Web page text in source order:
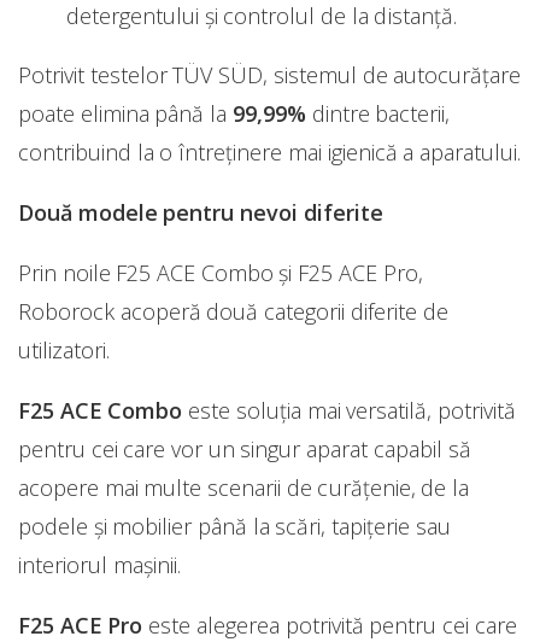
detergentului și controlul de la distanță.
Potrivit testelor TÜV SÜD, sistemul de autocurățare
poate elimina până la 99,99% dintre bacterii,
contribuind la o întreținere mai igienică a aparatului.
Două modele pentru nevoi diferite
Prin noile F25 ACE Combo și F25 ACE Pro,
Roborock acoperă două categorii diferite de
utilizatori.
F25 ACE Combo este soluția mai versatilă, potrivită
pentru cei care vor un singur aparat capabil să
acopere mai multe scenarii de curățenie, de la
podele și mobilier până la scări, tapițerie sau
interiorul mașinii.
F25 ACE Pro este alegerea potrivită pentru cei care